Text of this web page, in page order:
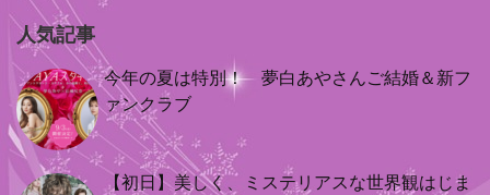
人気記事
今年の夏は特別！ 夢白あやさんご結婚＆新フ
ァンクラブ
【初日】美しく、ミステリアスな世界観はじま